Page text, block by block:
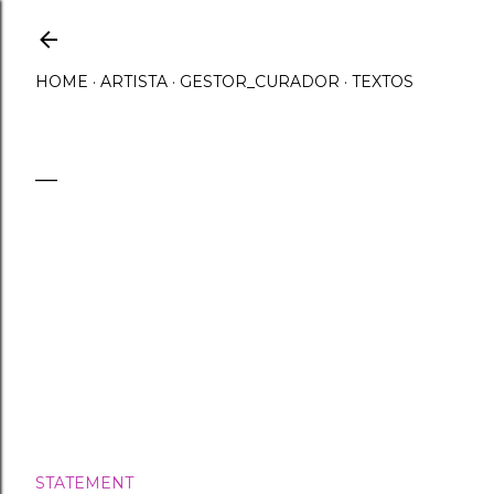
HOME ARTISTA GESTOR_CURADOR TEXTOS
STATEMENT